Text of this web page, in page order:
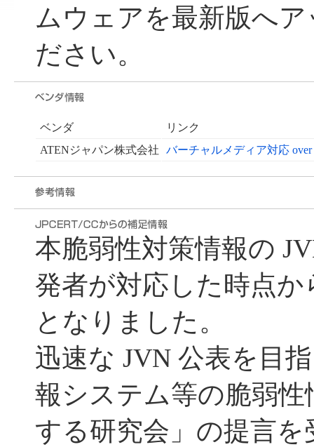
ムウェアを最新版へ
ださい。
ベンダ
リンク
ATENジャパン株式会社
バーチャルメディア対応
本脆弱性対策情報の
発者が対応した時点か
となりました。
迅速な JVN 公表を目
報システム等の脆弱
する研究会」の提言を